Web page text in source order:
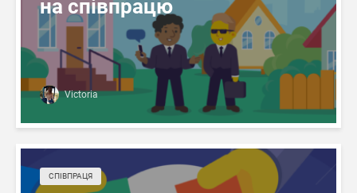
на співпрацю
Victoria
СПІВПРАЦЯ